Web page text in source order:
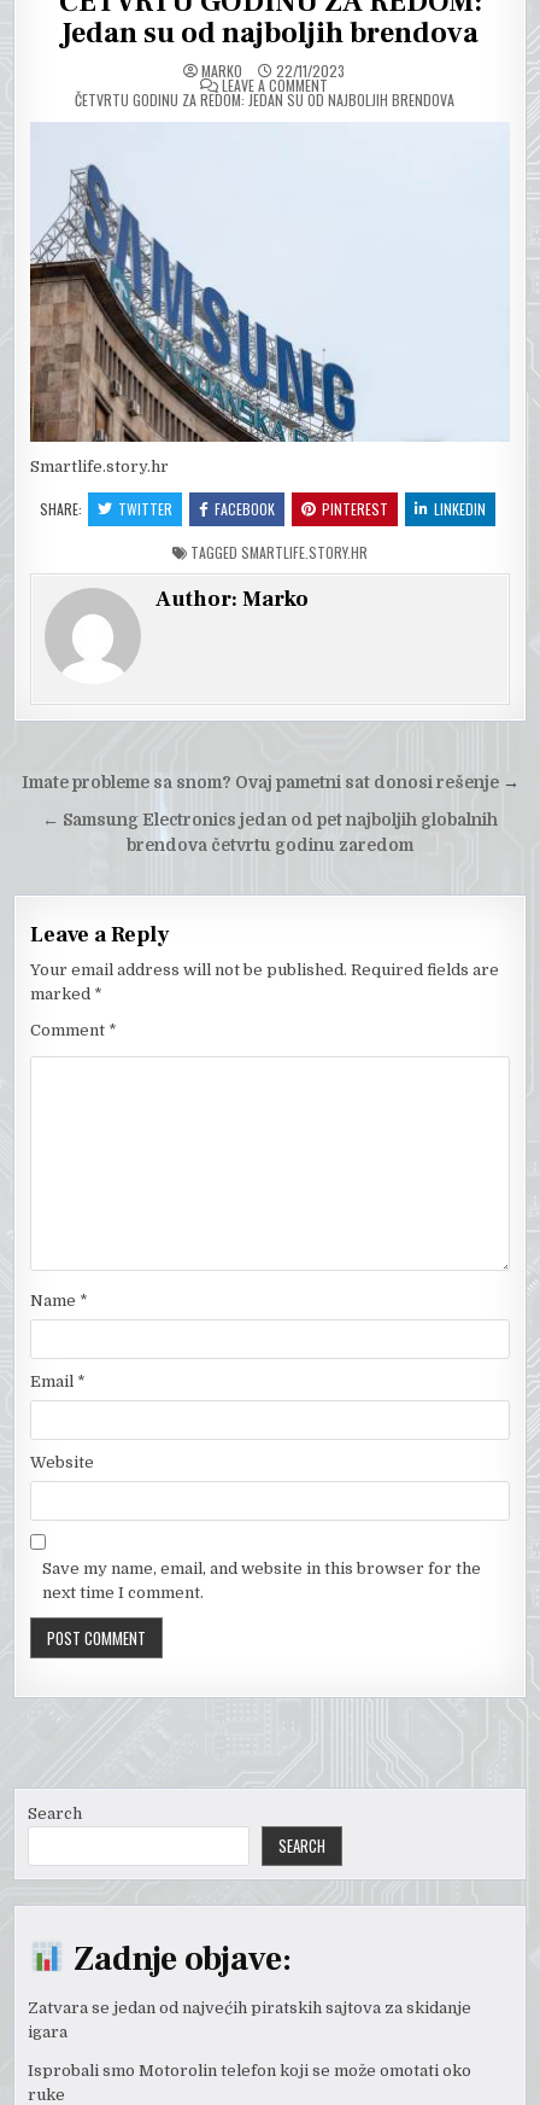
Jedan su od najboljih brendova
MARKO 22/11/2023
LEAVE A COMMENTON
ČETVRTU GODINU ZA REDOM: JEDAN SU OD NAJBOLJIH BRENDOVA
Smartlife.story.hr
SHARE: TWITTER FACEBOOK PINTEREST LINKEDIN
TAGGED SMARTLIFE.STORY.HR
Author:Marko
Post
navigation
Imate probleme sa snom? Ovaj pametni sat donosi rešenje→
← Samsung Electronics jedan od pet najboljih globalnih
brendova četvrtu godinu zaredom
Leave a Reply
Your email address will not be published. Required fields are
marked *
Comment *
Name *
Email *
Website
Save my name, email, and website in this browser for the
next time I comment.
Search
SEARCH
Zadnje objave:
Zatvara se jedan od najvećih piratskih sajtova za skidanje
igara
Isprobali smo Motorolin telefon koji se može omotati oko
ruke